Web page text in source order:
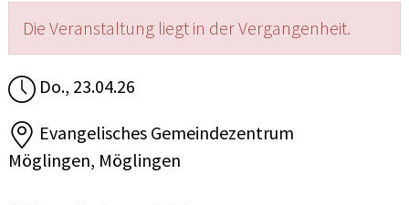
Die Veranstaltung liegt in der Vergangenheit.
Do., 23.04.26
Evangelisches Gemeindezentrum
Möglingen, Möglingen